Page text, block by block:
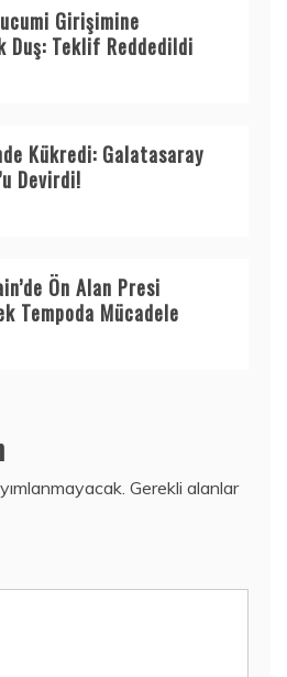
Girişimine
Duş: Teklif Reddedildi
Kükredi: Galatasaray
Devirdi!
Ön Alan Presi
Tempoda Mücadele
Gerekli alanlar